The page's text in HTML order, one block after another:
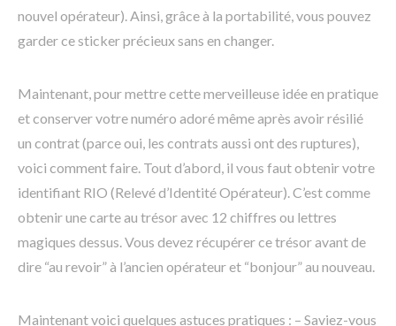
nouvel opérateur). Ainsi, grâce à la portabilité, vous pouvez
garder ce sticker précieux sans en changer.
Maintenant, pour mettre cette merveilleuse idée en pratique
et conserver votre numéro adoré même après avoir résilié
un contrat (parce oui, les contrats aussi ont des ruptures),
voici comment faire. Tout d’abord, il vous faut obtenir votre
identifiant RIO (Relevé d’Identité Opérateur). C’est comme
obtenir une carte au trésor avec 12 chiffres ou lettres
magiques dessus. Vous devez récupérer ce trésor avant de
dire “au revoir” à l’ancien opérateur et “bonjour” au nouveau.
Maintenant voici quelques astuces pratiques : – Saviez-vous